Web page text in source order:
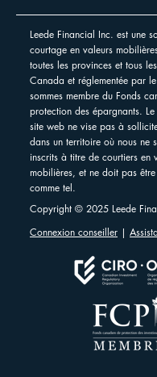
Leede Financial Inc. est une
courtage en valeurs
toutes les provinces et tous
Canada et réglementée par
sommes membre du Fonds
protection des épargnants.
site web ne vise pas à
dans un territoire où nous ne
inscrits à titre de courtiers en
mobilières, et ne doit pas
comme tel.
Copyright © 2025 Leede
Connexion conseiller |